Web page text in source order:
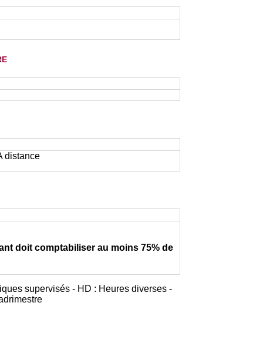
distance
doit comptabiliser au moins 75% de
supervisés - HD : Heures diverses -